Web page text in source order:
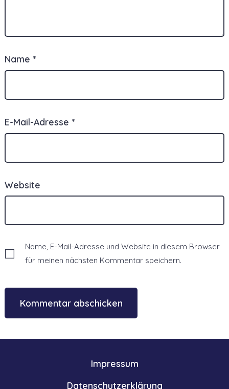
Name *
E-Mail-Adresse *
Website
Name, E-Mail-Adresse und Website in diesem Browser
für meinen nächsten Kommentar speichern.
Impressum
Datenschutzerklärung